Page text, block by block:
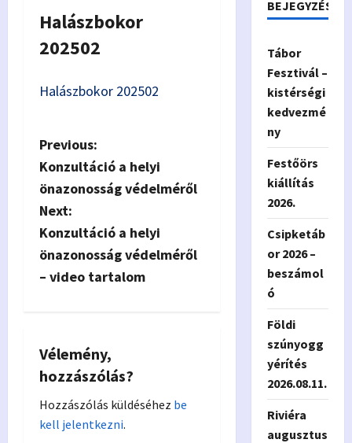
Halászbokor
202502
Halászbokor 202502
P
o
s
t
n
v
i
g
Previous:
Konzultáció a helyi
önazonosság védelméről
Next:
Konzultáció a helyi
önazonosság védelméről
– video tartalom
Vélemény,
hozzászólás?
Hozzászólás küldéséhez be
kell jelentkezni.
BEJEGYZÉSEK
Tábor
Fesztivál –
kistérségi
kedvezmé
ny
Festőörs
kiállítás
2026.
Csipketáb
or 2026 –
beszámol
ó
Földi
szúnyogg
yérítés
2026.08.11.
Riviéra
augusztus